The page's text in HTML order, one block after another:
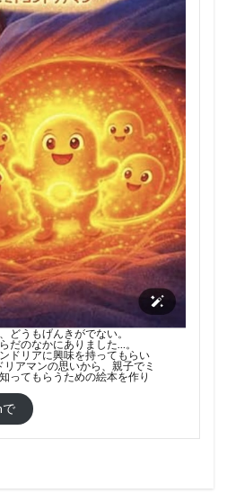
どうもげんきがでない。
だのなかにありました…。
ドリアに興味を持ってもらい
アマンの思いから、親子でミ
ってもらうための絵本を作り
で